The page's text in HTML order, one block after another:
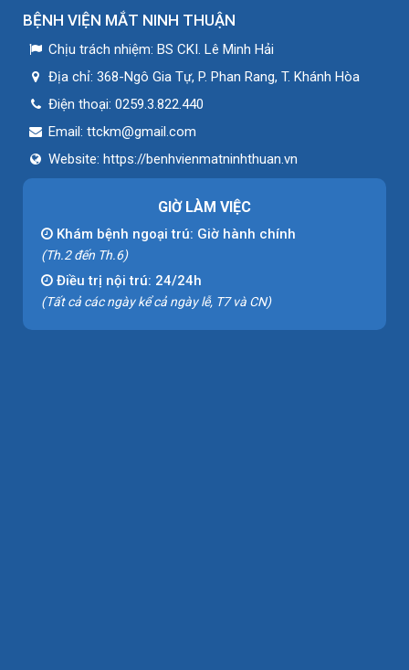
BỆNH VIỆN MẮT NINH THUẬN
Chịu trách nhiệm: BS CKI. Lê Minh Hải
Địa chỉ: 368-Ngô Gia Tự, P. Phan Rang, T. Khánh Hòa
Điện thoại: 0259.3.822.440
Email: ttckm@gmail.com
Website: https://benhvienmatninhthuan.vn
GIỜ LÀM VIỆC
Khám bệnh ngoại trú: Giờ hành chính
(Th.2 đến Th.6)
Điều trị nội trú: 24/24h
(Tất cả các ngày kể cả ngày lễ, T7 và CN)